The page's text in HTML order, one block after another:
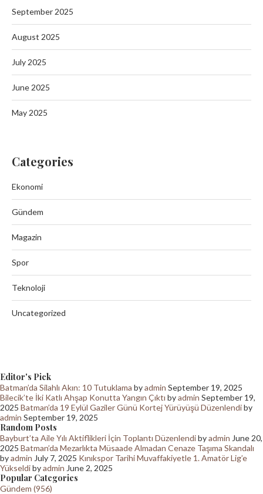
September 2025
August 2025
July 2025
June 2025
May 2025
Categories
Ekonomi
Gündem
Magazin
Spor
Teknoloji
Uncategorized
Editor's Pick
Batman’da Silahlı Akın: 10 Tutuklama byadmin September 19, 2025
Bilecik’te İki Katlı Ahşap Konutta Yangın Çıktı byadmin September 19,
2025 Batman’da 19 Eylül Gaziler Günü Kortej Yürüyüşü Düzenlendiby
admin September 19, 2025
Random Posts
Bayburt’ta Aile Yılı Aktiflikleri İçin Toplantı Düzenlendibyadmin June 20,
2025 Batman’da Mezarlıkta Müsaade Almadan Cenaze Taşıma Skandalı
byadmin July 7, 2025 Kınıkspor Tarihi Muvaffakiyetle 1. Amatör Lig’e
Yükseldibyadmin June 2, 2025
Popular Categories
Gündem (956)